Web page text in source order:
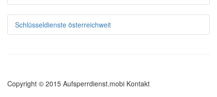
Schlüsseldienste österreichweit
Copyright © 2015 Aufsperrdienst.mobi Kontakt